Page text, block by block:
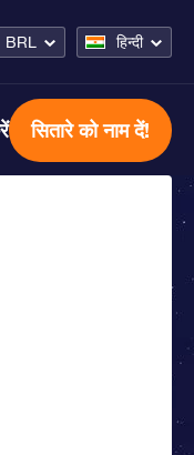
BRL हिन्दी
सितारे को नाम दें!